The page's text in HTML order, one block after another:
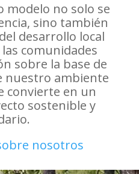
modelo no solo se
sino también
desarrollo local
comunidades
sobre la base de
nuestro ambiente
convierte en un
sostenible y
nosotros